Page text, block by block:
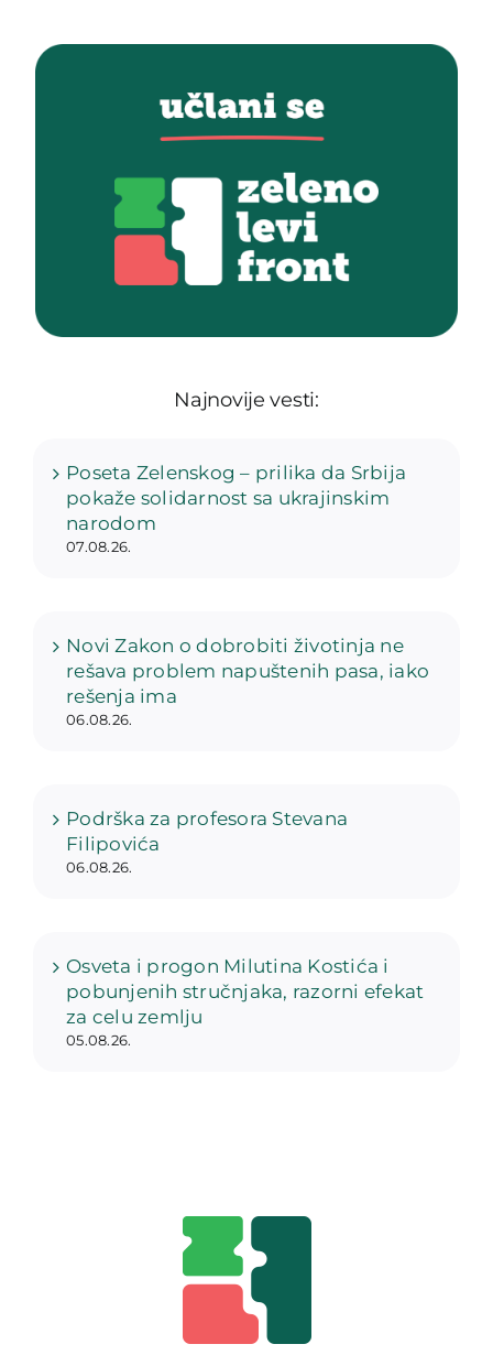
Najnovije vesti:
Poseta Zelenskog – prilika da Srbija
pokaže solidarnost sa ukrajinskim
narodom
07.08.26.
Novi Zakon o dobrobiti životinja ne
rešava problem napuštenih pasa, iako
rešenja ima
06.08.26.
Podrška za profesora Stevana
Filipovića
06.08.26.
Osveta i progon Milutina Kostića i
pobunjenih stručnjaka, razorni efekat
za celu zemlju
05.08.26.